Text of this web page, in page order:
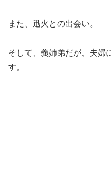
また、迅火との出会い。
そして、義姉弟だが、夫婦
す。